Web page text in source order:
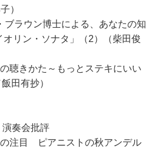
）
ブラウン博士による、あなたの知
リン・ソナタ」（2）（柴田俊
聴きかた～もっとステキにいい
田有抄）
奏会批評
注目 ピアニストの秋アンデル